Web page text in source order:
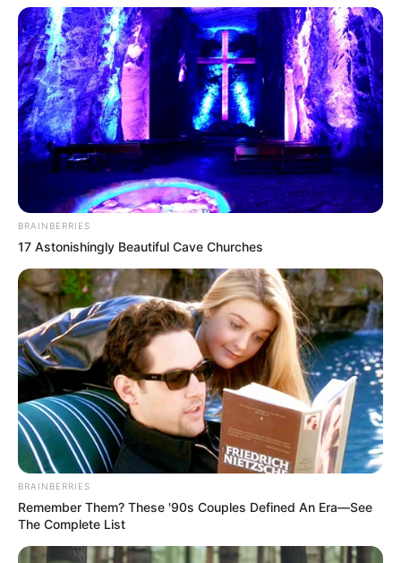
FachwerkhäusernDeutschlands größtes Flächendenkmal
und Welterbestätte der UNESCO. Es gibt mehrere
ursprünglich eigenständige historische Stadtteile, wie die
Altstadt, die Neustadt, derMünzenbergund der als
Wahrzeichen der Stadt geltendeSchlossberg. Weil es so
viel zu sehen gibt, empfehlen wir vor der Besichtigung der
Stadt den Kauf einesReiseführers.
Teufelsmauer
Nach alten Sagen von der Hand des
an eine Mauer erinnernde Felsenformation
durch das nördliche Vorland des Harzes.
Stiftskirche Gernrode
Bereits im Jahr 961 wurde die in
ottonischer Zeit erbaute Kirche erstmals
erwähnt. Das einst zu einem Damenstift
gehörende Bauwerk ist damit eine der ältesten noch
erhaltenen Kirchen Deutschlands. Sie befindet sich in
einem sehr guten Zustand und hat noch vollständig ihr im
10. Jahrhundert entstandenes Aussehen, mit Ausnahme
Kloster Wöltingerode mit Klosterbrennerei
BRAINBERRIES
17 Astonishingly Beautiful Cave Churches
BRAINBERRIES
Remember Them? These '90s Couples Defined An Era—See
The Complete List